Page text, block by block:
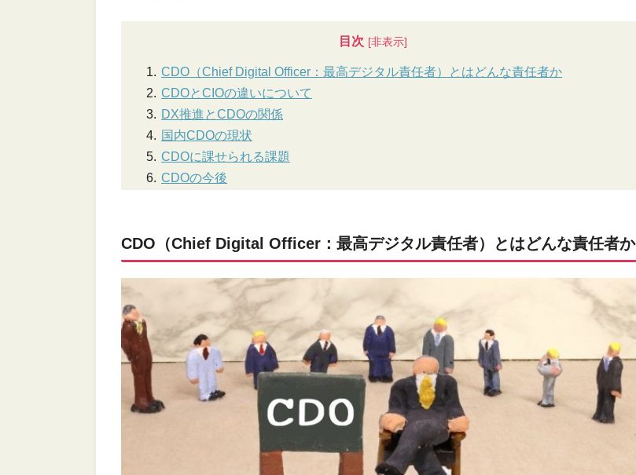
目次
CDO（Chief Digital Officer：最高デジタル責任者）とはどんな責任者か
CDOとCIOの違いについて
DX推進とCDOの関係
国内CDOの現状
CDOに課せられる課題
CDOの今後
CDO（Chief Digital Officer：最高デジタル責任者）とはどんな責任者か